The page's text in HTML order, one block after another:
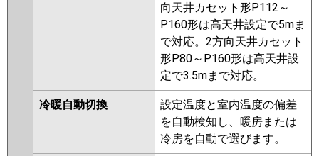
RPC-GP63RGHJ7 RPC-
GP63RGHJ6 RPC-GP63RGHJ5
RPC-GP63RGHJ4 RPC-
GP63RGHJ3 RPC-AP63GHJ7
RPC-GP63RGHJ2 RPC-AP63GHJ6
RPC-GP63RGHJ1
FDEZ635HKA5SA FDEZ635HK5SA
FDEZ635HK5S
向天井カセット形P112～
P160形は高天井設定で5mま
で対応。2方向天井カセット
形P80～P160形は高天井設
定で3.5mまで対応。
冷暖自動切換
設定温度と室内温度の偏差
を自動検知し、暖房または
冷房を自動で選びます。